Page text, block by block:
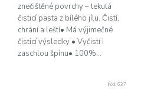
znečištěné povrchy – tekutá
čisticí pasta z bílého jílu. Čistí,
chrání a leští• Má výjimečné
čisticí výsledky • Vyčistí i
zaschlou špínu• 100%...
Kód: 637